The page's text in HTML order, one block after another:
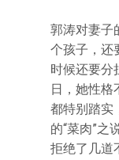
郭涛对妻子
个孩子，还
时候还要分
日，她性格
都特别踏实
的“菜肉”之
拒绝了几道